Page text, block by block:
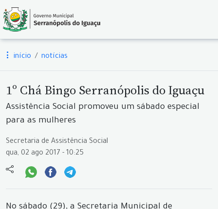
início notícias
1º Chá Bingo Serranópolis do Iguaçu
Assistência Social promoveu um sábado especial
para as mulheres
Secretaria de Assistência Social
qua, 02 ago 2017 - 10:25